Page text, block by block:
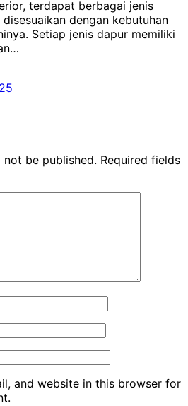
terdapat berbagai jenis
dengan kebutuhan
Setiap jenis dapur memiliki
be published. Required fields
and website in this browser for